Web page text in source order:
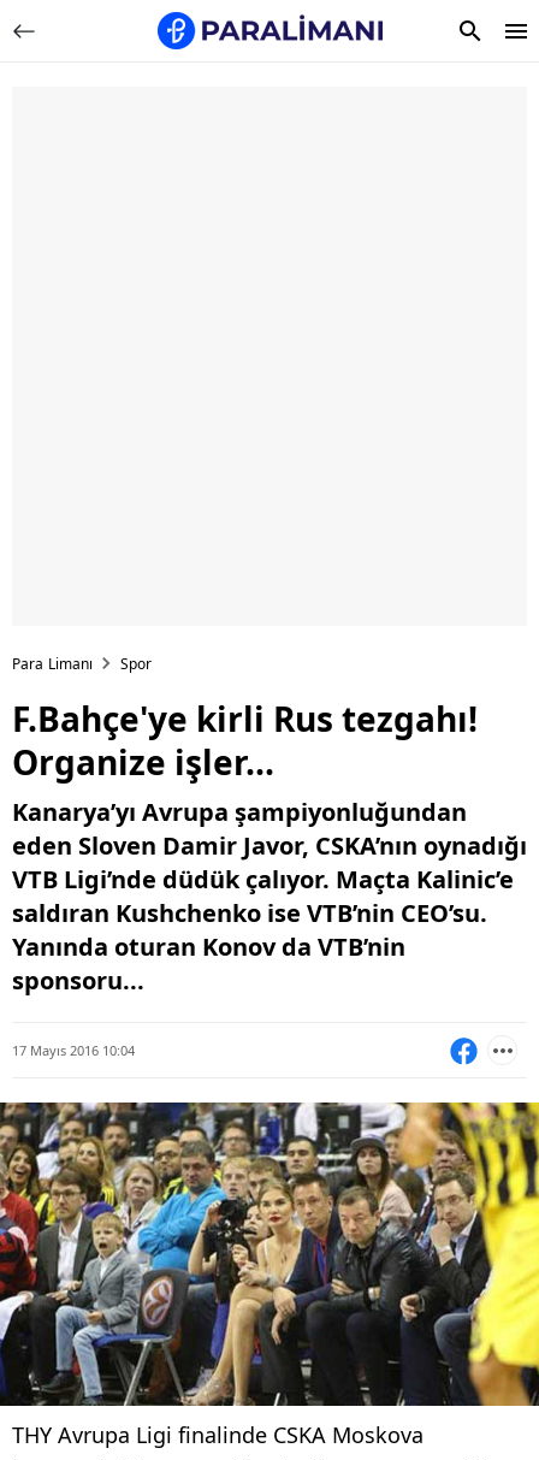
Para Limanı Spor
F.Bahçe'ye kirli Rus tezgahı!
Organize işler...
Kanarya’yı Avrupa şampiyonluğundan
eden Sloven Damir Javor, CSKA’nın oynadığı
VTB Ligi’nde düdük çalıyor. Maçta Kalinic’e
saldıran Kushchenko ise VTB’nin CEO’su.
Yanında oturan Konov da VTB’nin
sponsoru...
17 Mayıs 2016 10:04
THY Avrupa Ligi finalinde CSKA Moskova